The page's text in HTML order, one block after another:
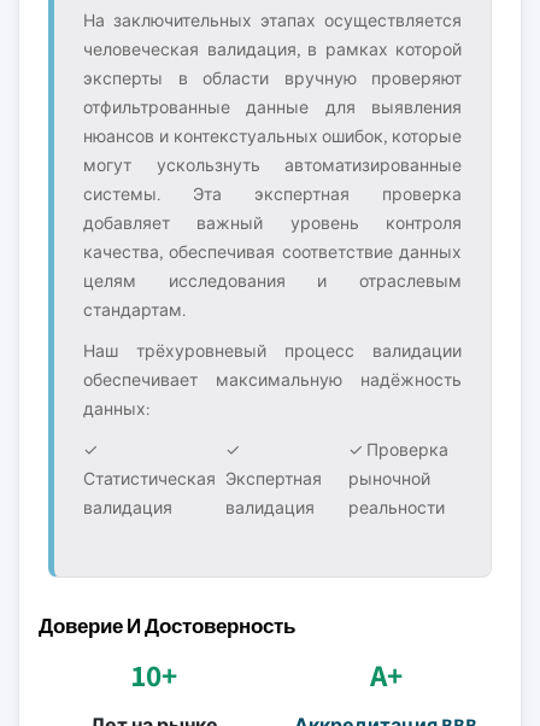
На заключительных этапах осуществляется
человеческая валидация, в рамках которой
эксперты в области вручную проверяют
отфильтрованные данные для выявления
нюансов и контекстуальных ошибок, которые
могут ускользнуть автоматизированные
системы. Эта экспертная проверка
добавляет важный уровень контроля
качества, обеспечивая соответствие данных
целям исследования и отраслевым
стандартам.
Наш трёхуровневый процесс валидации
обеспечивает максимальную надёжность
данных:
✓
Статистическая
валидация
✓
Экспертная
валидация
✓ Проверка
рыночной
реальности
Доверие И Достоверность
10+ A+